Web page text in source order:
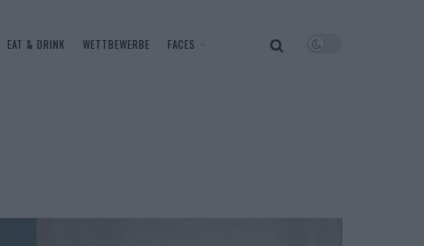
EAT & DRINK WETTBEWERBE FACES